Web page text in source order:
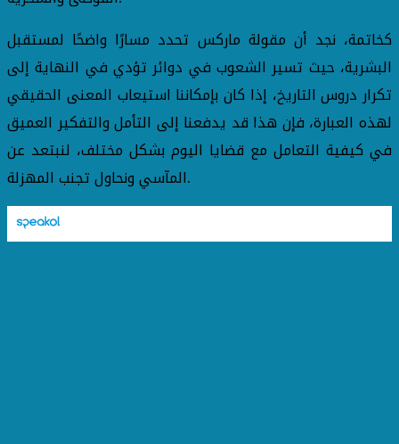
كخاتمة، نجد أن مقولة ماركس تحدد مسارًا واضحًا لمستقبل
البشرية، حيث تسير الشعوب في دوائر تؤدي في النهاية إلى
تكرار دروس التاريخ، إذا كان بإمكاننا استيعاب المعنى الحقيقي
لهذه العبارة، فإن هذا قد يدفعنا إلى التأمل والتفكير العميق
في كيفية التعامل مع قضايا اليوم بشكل مختلف، لنبتعد عن
المآسي ونحاول تجنب المهزلة.